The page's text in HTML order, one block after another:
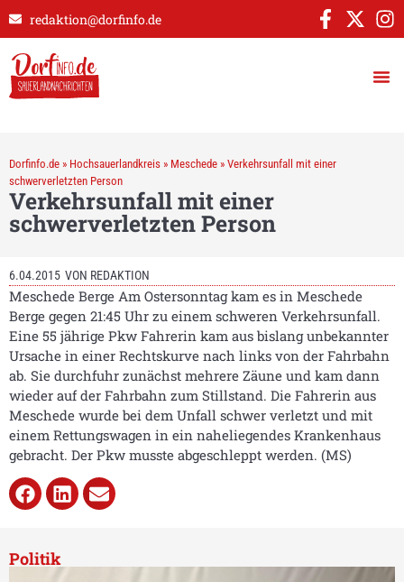
redaktion@dorfinfo.de
Dorfinfo.de » Hochsauerlandkreis » Meschede » Verkehrsunfall mit einer
schwerverletzten Person
Verkehrsunfall mit einer
schwerverletzten Person
6.04.2015 VON REDAKTION
Meschede Berge Am Ostersonntag kam es in Meschede
Berge gegen 21:45 Uhr zu einem schweren Verkehrsunfall.
Eine 55 jährige Pkw Fahrerin kam aus bislang unbekannter
Ursache in einer Rechtskurve nach links von der Fahrbahn
ab. Sie durchfuhr zunächst mehrere Zäune und kam dann
wieder auf der Fahrbahn zum Stillstand. Die Fahrerin aus
Meschede wurde bei dem Unfall schwer verletzt und mit
einem Rettungswagen in ein naheliegendes Krankenhaus
gebracht. Der Pkw musste abgeschleppt werden. (MS)
Politik